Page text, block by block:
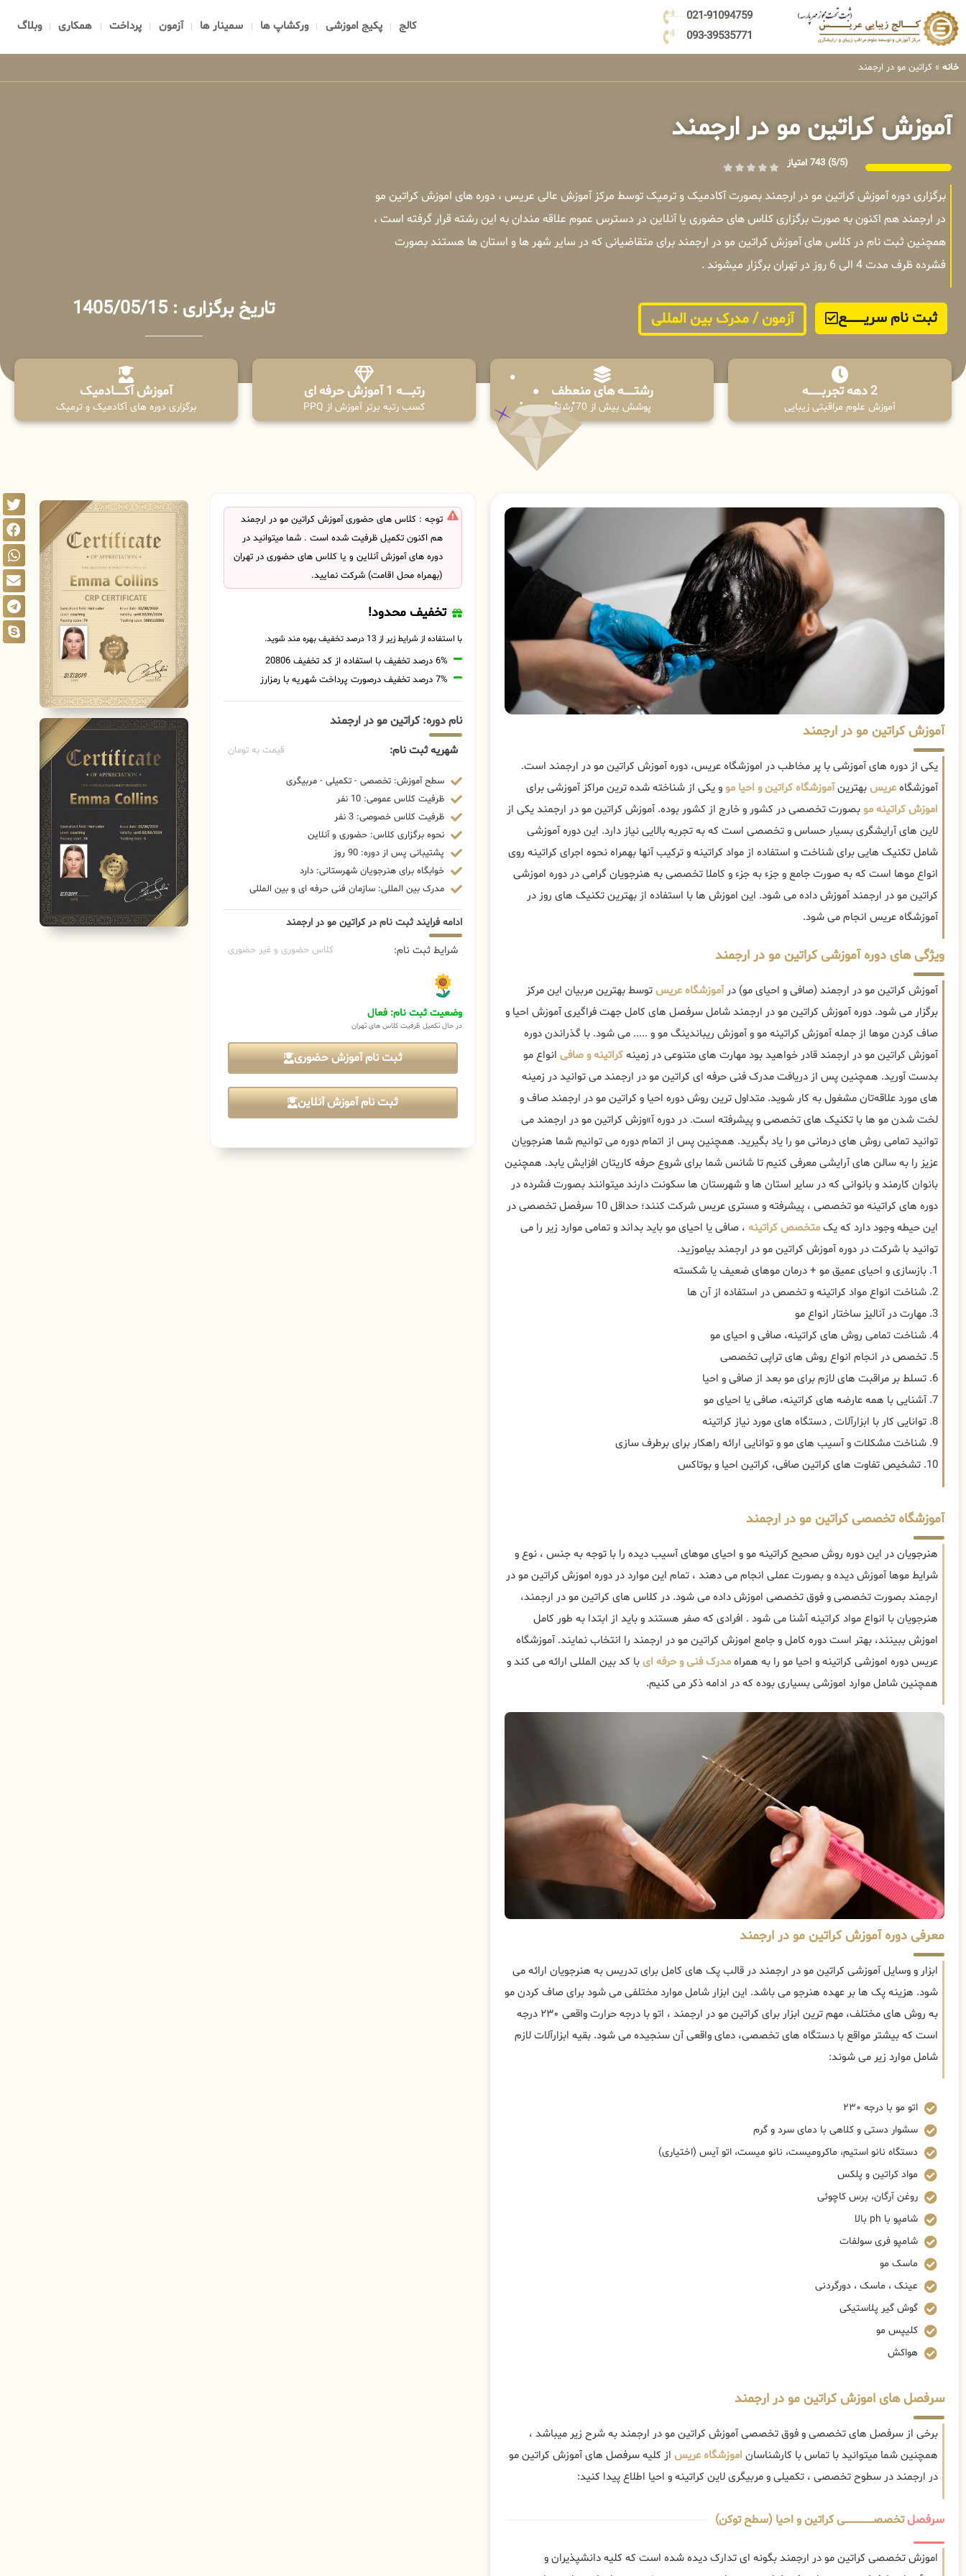
021-91094759
093-39535771
کالج پکیج اموزشی ورکشاپ ها سمینار ها آزمون پرداخت همکاری وبلاگ
خانه » کراتین مو در ارجمند
آموزش کراتین مو در ارجمند
(5/5) 743 امتیاز
برگزاری دوره آموزش کراتین مو در ارجمند بصورت آکادمیک و ترمیک توسط مرکز آموزش عالی عریس ، دوره های اموزش کراتین مو
در ارجمند هم اکنون به صورت برگزاری کلاس های حضوری یا آنلاین در دسترس عموم علاقه مندان به این رشته قرار گرفته است ،
همچنین ثبت نام در کلاس های آموزش کراتین مو در ارجمند برای متقاضیانی که در سایر شهر ها و استان ها هستند بصورت
فشرده ظرف مدت 4 الی 6 روز در تهران برگزار میشوند .
ثبت نام سریــــــــــــع آزمون / مدرک بین المللی تاریخ برگزاری : 1405/05/15
2 دهه تجربـــــــــه
آموزش علوم مراقبتی زیبایی
رشتـــــــه های منعطف
پوشش بیش از 70 رشته
رتبــــــه 1 آموزش حرفه ای
کسب رتبه برتر آموزش از PPQ
آموزش آکـــــــادمیک
برگزاری دوره های آکادمیک و ترمیک
آموزش کراتین مو در ارجمند
یکی از دوره های آموزشی با پر مخاطب در اموزشگاه عریس، دوره آموزش کراتین مو در ارجمند است.
آموزشگاهعریسبهترینآموزشگاه کراتین و احیا موو یکی از شناخته شده ترین مراکز آموزشی برای
اموزش کراتینه موبصورت تخصصی در کشور و خارج از کشور بوده. آموزش کراتین مو در ارجمند یکی از
لاین های آرایشگری بسیار حساس و تخصصی است که به تجربه بالایی نیاز دارد. این دوره آموزشی
شامل تکنیک هایی برای شناخت و استفاده از مواد کراتینه و ترکیب آنها بهمراه نحوه اجرای کراتینه روی
انواع موها است که به صورت جامع و جزء به جزء و کاملا تخصصی به هنرجویان گرامی در دوره اموزشی
کراتین مو در ارجمند آموزش داده می شود. این اموزش ها با استفاده از بهترین تکنیک های روز در
آموزشگاه عریس انجام می شود.
ویژگی های دوره آموزشی کراتین مو در ارجمند
آموزش کراتین مو در ارجمند (صافی و احیای مو) درآموزشگاه عریستوسط بهترین مربیان این مرکز
برگزار می شود. دوره آموزش کراتین مو در ارجمند شامل سرفصل های کامل جهت فراگیری آموزش احیا و
صاف کردن موها از جمله آموزش کراتینه مو و آموزش ریباندینگ مو و ..... می شود. با گذراندن دوره
آموزش کراتین مو در ارجمند قادر خواهید بود مهارت های متنوعی در زمینهکراتینه و صافی انواع مو
بدست آورید. همچنین پس از دریافت مدرک فنی حرفه ای کراتین مو در ارجمند می توانید در زمینه
های مورد علاقه‌تان مشغول به کار شوید. متداول ترین روش دوره احیا و کراتین مو در ارجمند صاف و
لخت شدن مو ها با تکنیک های تخصصی و پیشرفته است. در دوره آ»وزش کراتین مو در ارجمند می
توانید تمامی روش های درمانی مو را یاد بگیرید. همچنین پس از اتمام دوره می توانیم شما هنرجویان
عزیز را به سالن های آرایشی معرفی کنیم تا شانس شما برای شروع حرفه کاریتان افزایش یابد. همچنین
بانوان کارمند و بانوانی که در سایر استان ها و شهرستان ها سکونت دارند میتوانند بصورت فشرده در
دوره های کراتینه مو تخصصی ، پیشرفته و مستری عریس شرکت کنند؛ حداقل 10 سرفصل تخصصی در
این حیطه وجود دارد که یکمتخصص کراتینه ، صافی یا احیای مو باید بداند و تمامی موارد زیر را می
توانید با شرکت در دوره آموزش کراتین مو در ارجمند بیاموزید.
1. بازسازی و احیای عمیق مو + درمان موهای ضعیف یا شکسته
2. شناخت انواع مواد کراتینه و تخصص در استفاده از آن ها
3. مهارت در آنالیز ساختار انواع مو
4. شناخت تمامی روش های کراتینه، صافی و احیای مو
5. تخصص در انجام انواع روش های تراپی تخصصی
6. تسلط بر مراقبت های لازم برای مو بعد از صافی و احیا
7. آشنایی با همه عارضه های کراتینه، صافی یا احیای مو
8. توانایی کار با ابزارآلات , دستگاه های مورد نیاز کراتینه
9. شناخت مشکلات و آسیب های مو و توانایی ارائه راهکار برای برطرف سازی
10. تشخیص تفاوت های کراتین صافی، کراتین احیا و بوتاکس
آموزشگاه تخصصی کراتین مو در ارجمند
هنرجویان در این دوره روش صحیح کراتینه مو و احیای موهای آسیب دیده را با توجه به جنس ، نوع و
شرایط موها آموزش دیده و بصورت عملی انجام می دهند ، تمام این موارد در دوره اموزش کراتین مو در
ارجمند بصورت تخصصی و فوق تخصصی اموزش داده می شود. در کلاس های کراتین مو در ارجمند،
هنرجویان با انواع مواد کراتینه آشنا می شود . افرادی که صفر هستند و باید از ابتدا به طور کامل
اموزش ببینند، بهتر است دوره کامل و جامع اموزش کراتین مو در ارجمند را انتخاب نمایند. آموزشگاه
عریس دوره اموزشی کراتینه و احیا مو را به همراهمدرک فنی و حرفه ایبا کد بین المللی ارائه می کند و
همچنین شامل موارد اموزشی بسیاری بوده که در ادامه ذکر می کنیم.
معرفی دوره آموزش کراتین مو در ارجمند
ابزار و وسایل آموزشی کراتین مو در ارجمند در قالب پک های کامل برای تدریس به هنرجویان ارائه می
شود. هزینه پک ها بر عهده هنرجو می باشد. این ابزار شامل موارد مختلفی می شود برای صاف کردن مو
به روش های مختلف، مهم ترین ابزار برای کراتین مو در ارجمند ، اتو با درجه حرارت واقعی ۲۳۰ درجه
است که بیشتر مواقع با دستگاه های تخصصی، دمای واقعی آن سنجیده می شود. بقیه ابزارآلات لازم
شامل موارد زیر می شوند:
اتو مو با درجه ۲۳۰
سشوار دستی و کلاهی با دمای سرد و گرم
دستگاه نانو استیم، ماکرومیست، نانو میست، اتو آیس (اختیاری)
مواد کراتین و پلکس
روغن آرگان، برس کاچوئی
شامپو با ph بالا
شامپو فری سولفات
ماسک مو
عینک ، ماسک ، دورگردنی
گوش گیر پلاستیکی
کلیپس مو
هواکش
سرفصل های اموزش کراتین مو در ارجمند
برخی از سرفصل های تخصصی و فوق تخصصی آموزش کراتین مو در ارجمند به شرح زیر میباشد ،
همچنین شما میتوانید با تماس با کارشناسان اموزشگاه عریس از کلیه سرفصل های آموزش کراتین مو
در ارجمند در سطوح تخصصی ، تکمیلی و مربیگری لاین کراتینه و احیا اطلاع پیدا کنید:
سرفصلتخصصــــــــــــــــــــی کراتین و احیا (سطح توکن)
اموزش تخصصی کراتین مو در ارجمند بگونه ای تدارک دیده شده است که کلیه دانشپذیران و
توجه : کلاس های حضوری آموزش کراتین مو در ارجمند
هم اکنون تکمیل ظرفیت شده است . شما میتوانید در
دوره های آموزش آنلاین و یا کلاس های حضوری در تهران
(بهمراه محل اقامت) شرکت نمایید.
تخفیف محدود!
با استفاده از شرایط زیر از 13 درصد تخفیف بهره مند شوید.
6% درصد تخفیف با استفاده از کد تخفیف 20806
7% درصد تخفیف درصورت پرداخت شهریه با رمزارز
نام دوره: کراتین مو در ارجمند
شهریه ثبت نام: قیمت به تومان
سطح آموزش: تخصصی - تکمیلی - مربیگری
ظرفیت کلاس عمومی: 10 نفر
ظرفیت کلاس خصوصی: 3 نفر
نحوه برگزاری کلاس: حضوری و آنلاین
پشتیبانی پس از دوره: 90 روز
خوابگاه برای هنرجویان شهرستانی: دارد
مدرک بین المللی: سازمان فنی حرفه ای و بین المللی
ادامه فرایند ثبت نام در کراتین مو در ارجمند
شرایط ثبت نام: کلاس حضوری و غیر حضوری
وضعیت ثبت نام: فعال
در حال تکمیل ظرفیت کلاس های تهران
ثبت نام آموزش حضوری
ثبت نام آموزش آنلاین